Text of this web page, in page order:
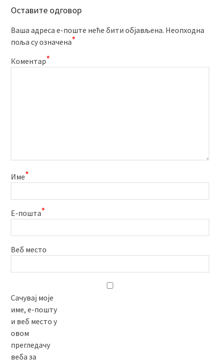
Оставите одговор
Ваша адреса е-поште неће бити објављена. Неопходна
поља су означена*
Коментар*
Име*
Е-пошта*
Веб место
Сачувај моје
име, е-пошту
и веб место у
овом
прегледачу
веба за